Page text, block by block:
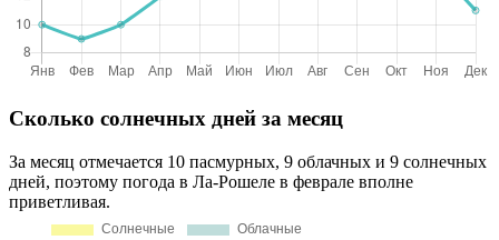
Сколько солнечных дней за месяц
За месяц отмечается 10 пасмурных, 9 облачных и 9 солнечных
дней, поэтому погода в Ла-Рошеле в феврале вполне
приветливая.